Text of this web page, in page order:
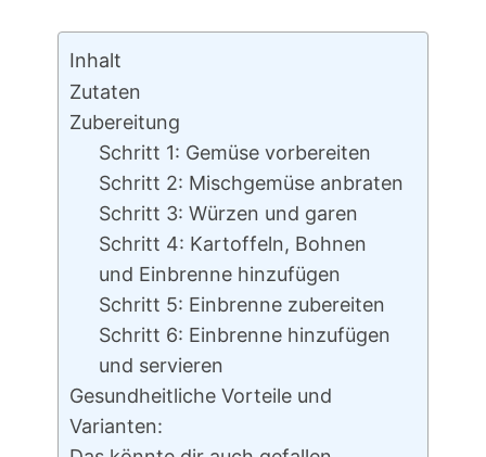
Inhalt
Zutaten
Zubereitung
Schritt 1: Gemüse vorbereiten
Schritt 2: Mischgemüse anbraten
Schritt 3: Würzen und garen
Schritt 4: Kartoffeln, Bohnen
und Einbrenne hinzufügen
Schritt 5: Einbrenne zubereiten
Schritt 6: Einbrenne hinzufügen
und servieren
Gesundheitliche Vorteile und
Varianten: